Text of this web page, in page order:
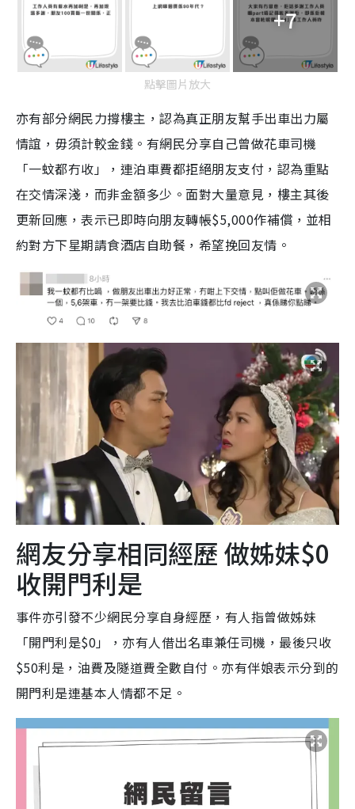
+7
點擊圖片放大
亦有部分網民力撐樓主，認為真正朋友幫手出車出力屬
情誼，毋須計較金錢。有網民分享自己曾做花車司機
「一蚊都冇收」，連泊車費都拒絕朋友支付，認為重點
在交情深淺，而非金額多少。面對大量意見，樓主其後
更新回應，表示已即時向朋友轉帳$5,000作補償，並相
約對方下星期請食酒店自助餐，希望挽回友情。
網友分享相同經歷 做姊妹$0
收開門利是
事件亦引發不少網民分享自身經歷，有人指曾做姊妹
「開門利是$0」，亦有人借出名車兼任司機，最後只收
$50利是，油費及隧道費全數自付。亦有伴娘表示分到的
開門利是連基本人情都不足。